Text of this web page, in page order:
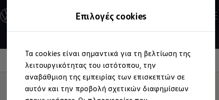
Επιλογές cookies
Τα cookies είναι σημαντικά για τη βελτίωση της
λειτουργικότητας του ιστότοπου, την
αναβάθμιση της εμπειρίας των επισκεπτών σε
αυτόν και την προβολή σχετικών διαφημίσεων
στο
περιεχόμενο
στο
footer
Ανακαλύψτε τα Μοντέλα
Διαμορφώστε το Volkswagen σας
Επαγγελματικά Οχήματα Volkswagen
Ηλεκτρικά & eHybrid μοντέλα
Ηλεκτρικά μοντέλα
ID.3 Neo
Νέο ID. Polo
ID.4
Βελτιωμένος έλεγχος εκπομπών